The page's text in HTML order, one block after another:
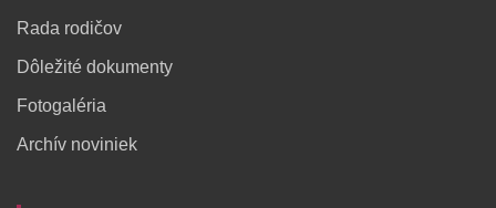
Rada rodičov
Dôležité dokumenty
Fotogaléria
Archív noviniek